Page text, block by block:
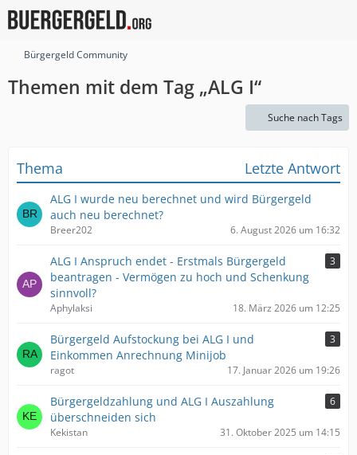
Bürgergeld Community
Themen mit dem Tag „ALG I“
Suche nach Tags
Thema Letzte Antwort
ALG I wurde neu berechnet und wird Bürgergeld
auch neu berechnet?
Breer202 6. August 2026 um 16:32
ALG I Anspruch endet - Erstmals Bürgergeld
beantragen - Vermögen zu hoch und Schenkung
sinnvoll?
3
Aphylaksi 18. März 2026 um 12:25
Bürgergeld Aufstockung bei ALG I und
Einkommen Anrechnung Minijob
3
ragot 17. Januar 2026 um 19:26
Bürgergeldzahlung und ALG I Auszahlung
überschneiden sich
6
Kekistan 31. Oktober 2025 um 14:15